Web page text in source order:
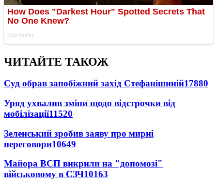
ЧИТАЙТЕ ТАКОЖ
Суд обрав запобіжний захід Стефанішиній17880
Уряд ухвалив зміни щодо відстрочки від
мобілізації11520
Зеленський зробив заяву про мирні
переговори10649
Майора ВСП викрили на "допомозі"
військовому в СЗЧ10163